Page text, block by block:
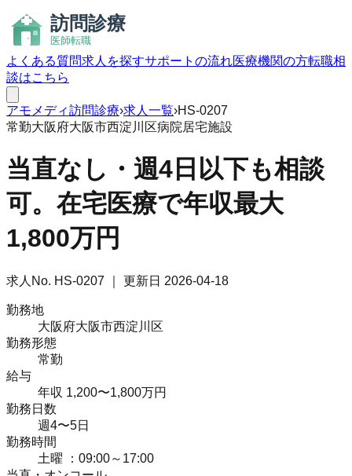
よくある質問求人を探すサポートの流れ医療機関の方転職相
談はこちら
アモメディ訪問診療›求人一覧›HS-0207
常勤大阪府大阪市西淀川区病院居宅施設
当直なし・週4日以下も相談
可。在宅医療で年収最大
1,800万円
求人No. HS-0207 ｜ 更新日 2026-04-18
勤務地
大阪府大阪市西淀川区
勤務形態
常勤
給与
年収 1,200〜1,800万円
勤務日数
週4〜5日
勤務時間
土曜 ：09:00～17:00